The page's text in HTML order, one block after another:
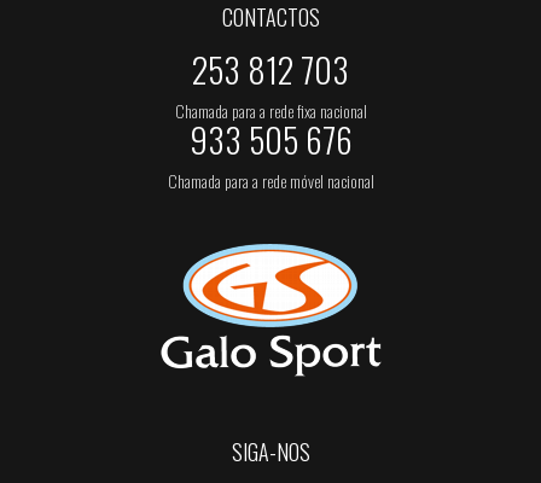
CONTACTOS
253 812 703
Chamada para a rede fixa nacional
933 505 676
Chamada para a rede móvel nacional
SIGA-NOS